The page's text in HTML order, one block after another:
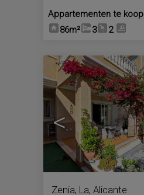
Appartementen te koop
86m²
3 2
<
Zenia, La, Alicante